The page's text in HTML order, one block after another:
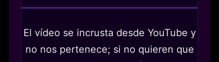
El vídeo se incrusta desde YouTube y
no nos pertenece; si no quieren que